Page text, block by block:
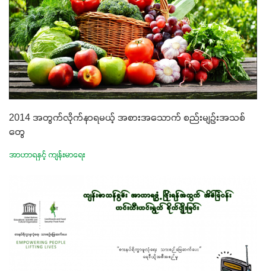
2014 အတွက်လိုက်နာရမယ့် အစားအသောက် စည်းမျဉ်းအသစ်
တွေ
အာဟာရနှင့် ကျန်းမာရေး